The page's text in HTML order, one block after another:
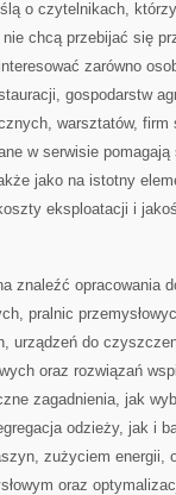
o czytelnikach,
chcą przebijać się
zarówno
gospodarstw
warsztatów,
w serwisie
jako na istotny
eksploatacji i
znaleźć opracowania
pralnic
urządzeń do
oraz rozwiązań
zagadnienia, jak
odzieży, jak i
zużyciem energii,
oraz